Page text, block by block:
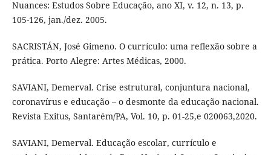
Nuances: Estudos Sobre Educação, ano XI, v. 12, n. 13, p.
105-126, jan./dez. 2005.
SACRISTÁN, José Gimeno. O currículo: uma reflexão sobre a
prática. Porto Alegre: Artes Médicas, 2000.
SAVIANI, Demerval. Crise estrutural, conjuntura nacional,
coronavírus e educação – o desmonte da educação nacional.
Revista Exitus, Santarém/PA, Vol. 10, p. 01-25,e 020063,2020.
SAVIANI, Demerval. Educação escolar, currículo e